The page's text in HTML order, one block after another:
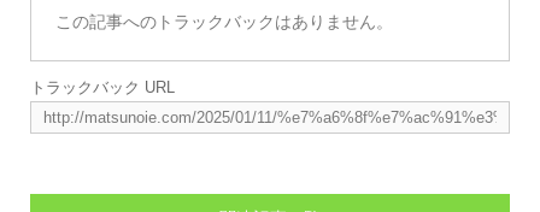
この記事へのトラックバックはありません。
トラックバック URL